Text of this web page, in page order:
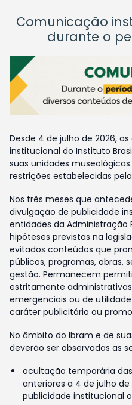
Comunicação
durante o
Desde 4 de julho de 2026,
institucional do Instituto
suas unidades
restrições estabelecidas
Nos três meses que
divulgação de publicidade
entidades da Administração
hipóteses previstas na
evitados conteúdos que
públicos, programas, obras,
gestão. Permanecem
estritamente
emergenciais ou de
caráter publicitário ou
No âmbito do Ibram e de
deverão ser observadas as
ocultação temporária
anteriores a 4 de julho
publicidade institucional